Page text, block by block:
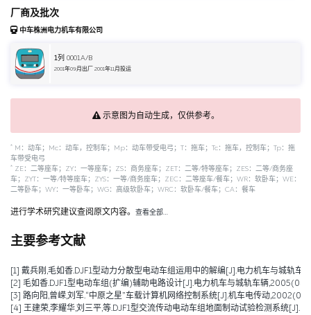
厂商及批次
中车株洲电力机车有限公司
1列 0001A/B
2001年09月出厂 2001年11月投运
示意图为自动生成，仅供参考。
* M：动车；Mc：动车，控制车；Mp：动车带受电弓；T：拖车；Tc：拖车，控制车；Tp：拖
车带受电弓
* ZE：二等座车；ZY：一等座车；ZS：商务座车；ZET：二等/特等座车；ZES：二等/商务座
车；ZYT：一等/特等座车；ZYS：一等/商务座车；ZEC：二等座车/餐车；WR：软卧车；WE：
二等卧车；WY：一等卧车；WG：高级软卧车；WRC：软卧车/餐车；CA：餐车
进行学术研究建议查阅原文内容。 查看全部…
主要参考文献
[1] 戴兵刚,毛如香.DJF1型动力分散型电动车组运用中的解编[J].电力机车与城轨车
[2] 毛如香.DJF1型电动车组(扩编)辅助电路设计[J].电力机车与城轨车辆
[3] 路向阳,曾嵘,刘军.“中原之星”车载计算机网络控制系统[J].机车电传动
[4] 王建荣,李耀华,刘三平,等.DJF1型交流传动电动车组地面制动试验检测系统[J].